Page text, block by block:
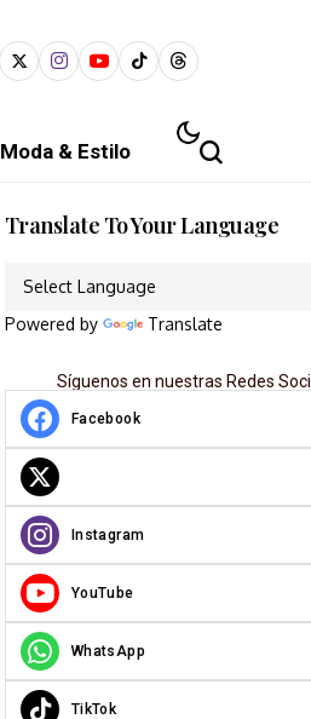
Moda & Estilo
Translate To Your Language
Powered by Translate
Síguenos en nuestras Redes
Facebook
Instagram
YouTube
WhatsApp
TikTok